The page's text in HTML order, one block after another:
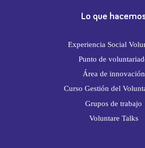
Lo que
Experiencia Social
Punto de
Área de innovación
Curso Gestión del
Grupos de trabajo
Voluntare Talks